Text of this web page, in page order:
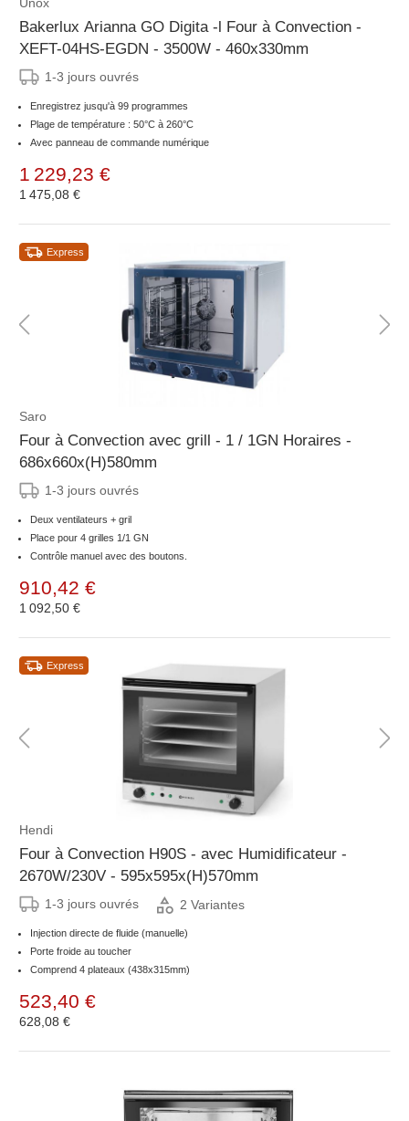
Unox
Bakerlux Arianna GO Digita -l Four à Convection -
XEFT-04HS-EGDN - 3500W - 460x330mm
1-3 jours ouvrés
Enregistrez jusqu'à 99 programmes
Plage de température : 50°C à 260°C
Avec panneau de commande numérique
1 229,23 €
1 475,08 €
Express
Saro
Four à Convection avec grill - 1 / 1GN Horaires -
686x660x(H)580mm
1-3 jours ouvrés
Deux ventilateurs + gril
Place pour 4 grilles 1/1 GN
Contrôle manuel avec des boutons.
910,42 €
1 092,50 €
Express
Hendi
Four à Convection H90S - avec Humidificateur -
2670W/230V - 595x595x(H)570mm
1-3 jours ouvrés 2 Variantes
Injection directe de fluide (manuelle)
Porte froide au toucher
Comprend 4 plateaux (438x315mm)
523,40 €
628,08 €